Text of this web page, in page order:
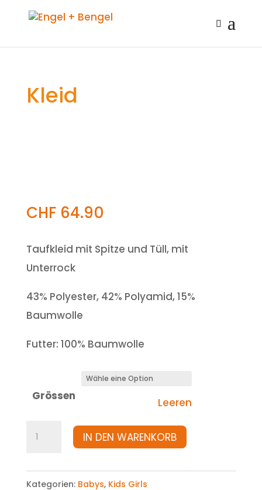
Kleid
CHF64.90
Taufkleid mit Spitze und Tüll, mit
Unterrock
43% Polyester, 42% Polyamid, 15%
Baumwolle
Futter: 100% Baumwolle
Grössen
Leeren
Kleid
IN DEN WARENKORB
Kategorien: Babys, Kids Girls